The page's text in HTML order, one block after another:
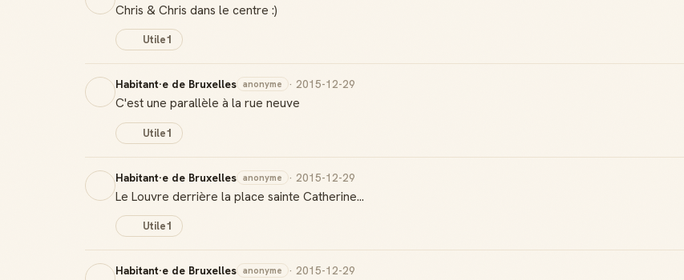
Chris & Chris dans le centre :)
Utile1
Habitant·e de Bruxelles anonyme · 2015-12-29
C'est une parallèle à la rue neuve
Utile1
Habitant·e de Bruxelles anonyme · 2015-12-29
Le Louvre derrière la place sainte Catherine...
Utile1
Habitant·e de Bruxelles anonyme · 2015-12-29
Ton statut affiché Gagne des points à
Deviens une